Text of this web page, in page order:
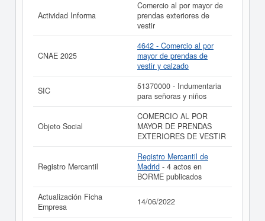
publicados 4 actos en el BORME.
Si está interesado en conocer más datos de la empresa
MARTILLONESCU SL. puedeacceder inmediatamente a
de MARTILLONESCU SL. y
consultar los resultados de sus años de actividad, así
como los balances y cuentas de resultados disponibles.
La última actualización del informe de empresa se ha
realizado el 14/06/2022.
Actividad Informa
Comercio al por mayor de
prendas exteriores de
vestir
CNAE 2025
4642 - Comercio al por
mayor de prendas de
vestir y calzado
SIC
51370000 - Indumentaria
para señoras y niños
Objeto Social
COMERCIO AL POR
MAYOR DE PRENDAS
EXTERIORES DE VESTIR
Registro Mercantil
Registro Mercantil de
Madrid - 4 actos en
BORME publicados
Actualización Ficha
Empresa
14/06/2022